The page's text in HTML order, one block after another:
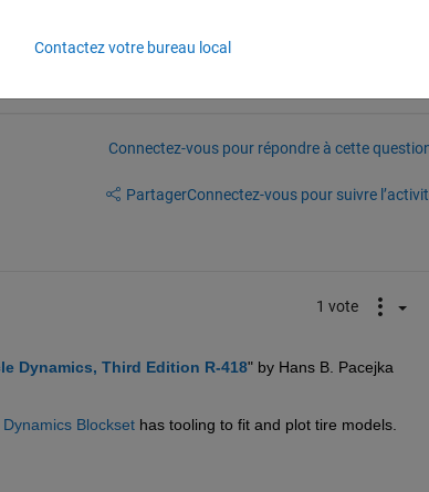
Connectez-vous pour répondre à cette
PartagerConnectez-vous pour suivre
1 vote
Dynamics, Third Edition R-418" by Hans B. Pacejka
Blockset has tooling to fit and plot tire models.
Contactez votre bureau local